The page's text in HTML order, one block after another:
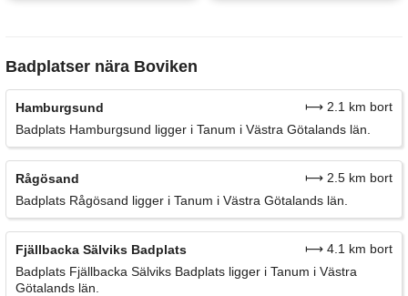
Badplatser nära Boviken
Hamburgsund
⟼ 2.1 km bort
Badplats Hamburgsund ligger i Tanum i Västra Götalands län.
Rågösand
⟼ 2.5 km bort
Badplats Rågösand ligger i Tanum i Västra Götalands län.
Fjällbacka Sälviks Badplats
⟼ 4.1 km bort
Badplats Fjällbacka Sälviks Badplats ligger i Tanum i Västra
Götalands län.